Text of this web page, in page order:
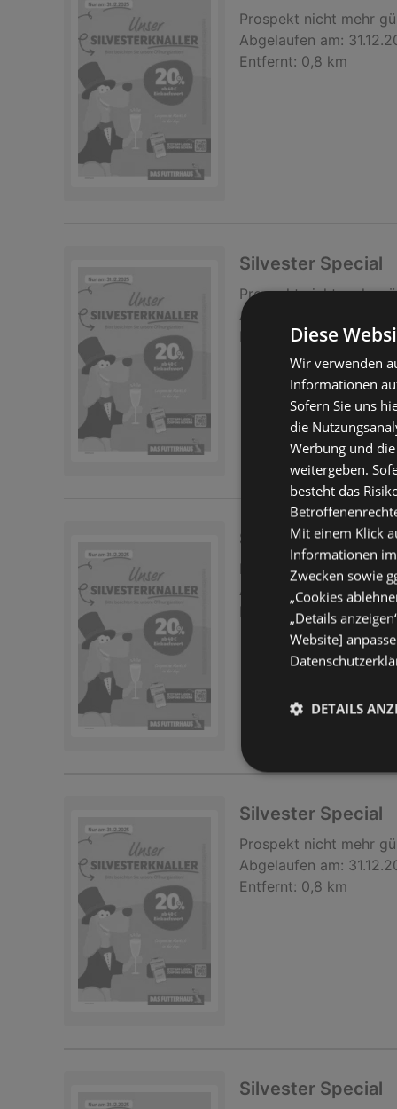
Prospekt nicht mehr
Abgelaufen am:
Entfernt: 0,8 km
Silvester Special
Prospekt nicht mehr
Abgelaufen am:
Entfernt: 0,8 km
Silvester Special
Prospekt nicht mehr
Abgelaufen am:
Entfernt: 0,8 km
Silvester Special
Prospekt nicht mehr
Abgelaufen am:
Entfernt: 0,8 km
Silvester Special
Diese
Wir verwenden
Informationen
Sofern Sie uns
die
Werbung und
weitergeben.
besteht das
Mit einem Klick
Informationen
Zwecken sowie
„Cookies
„Details
Website]
DETAILS